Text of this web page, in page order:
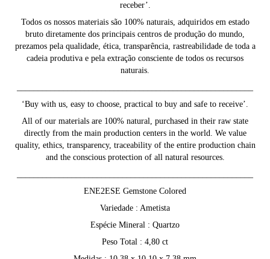
receber’.
Todos os nossos materiais são 100% naturais, adquiridos em estado
bruto diretamente dos principais centros de produção do mundo,
prezamos pela qualidade, ética, transparência, rastreabilidade de toda a
cadeia produtiva e pela extração consciente de todos os recursos
naturais.
‘Buy with us, easy to choose, practical to buy and safe to receive’.
All of our materials are 100% natural, purchased in their raw state
directly from the main production centers in the world. We value
quality, ethics, transparency, traceability of the entire production chain
and the conscious protection of all natural resources.
ENE2ESE Gemstone Colored
Variedade : Ametista
Espécie Mineral : Quartzo
Peso Total : 4,80 ct